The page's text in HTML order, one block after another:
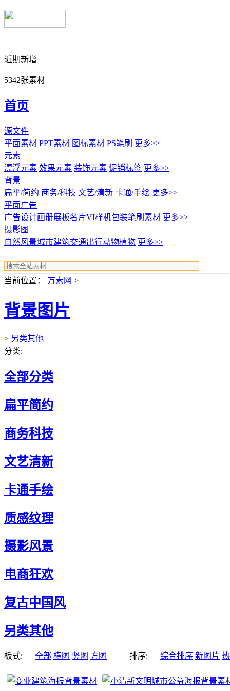
近期新增
5342张素材
首页
源文件
平面素材 PPT素材 图标素材 PS笔刷 更多>>
元素
漂浮元素 效果元素 装饰元素 促销标签 更多>>
背景
扁平/简约 商务/科技 文艺/清新 卡通/手绘 更多>>
平面广告
广告设计画册展板名片VI样机包装笔刷素材 更多>>
摄影图
自然风景城市建筑交通出行动物植物 更多>>
当前位置： 万素网 >
背景图片
> 另类其他
分类:
全部分类
扁平简约
商务科技
文艺清新
卡通手绘
质感纹理
摄影风景
电商狂欢
复古中国风
另类其他
板式: 全部 横图 竖图 方图 排序: 综合排序 新图片